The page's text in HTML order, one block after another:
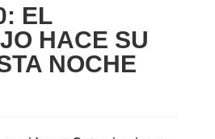
EL
HACE SU
NOCHE